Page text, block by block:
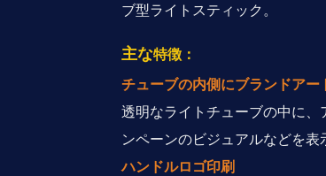
ブ型ライトスティック。
主な特徴：
チューブの内側にブランドアー
透明なライトチューブの中に
ンペーンのビジュアルなどを表
ハンドルロゴ印刷